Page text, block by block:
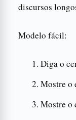
discursos
Modelo fácil:
Diga o
Mostre o
Mostre o